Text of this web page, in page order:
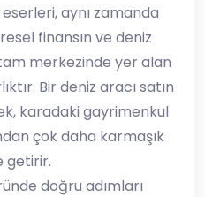
aynı zamanda
finansın ve deniz
merkezinde yer alan
Bir deniz aracı satın
karadaki gayrimenkul
çok daha karmaşık
getirir.
doğru adımları